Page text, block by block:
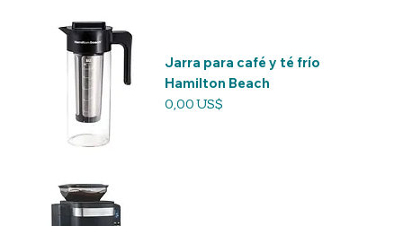
Jarra para café y té frío
Hamilton Beach
Precio
0,00 US$